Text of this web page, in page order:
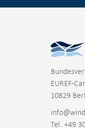
EUREF-
10829
Tel. +49